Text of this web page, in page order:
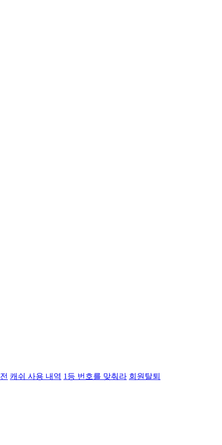
캐쉬 사용 내역 1등 번호를 맞춰라 회원탈퇴